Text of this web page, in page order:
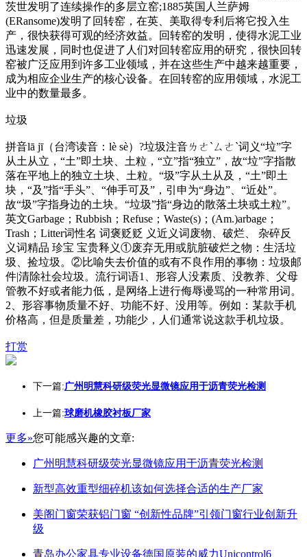
茨世发明了连续操作的多层立窑;1885英国人兰萨姆
(ERansome)发明了回转窑，在英、美取得专利后将它投入生
产，很快获得可观的经济效益。回转窑的发明，使得水泥工业
迅速发展，同时也促进了人们对回转窑应用的研究，很快回转
窑被广泛应用到许多工业领域，并在这些生产中越来越重要，
成为相应企业生产的核心设备。在回转窑的应用领域，水泥工
业中的数量最多。
垃圾
拼音lā jī（台湾读音：lè sè）?垃圾注音ㄌㄜˋㄙㄜˋ词义“垃”字
从土从立，“土”即土块、土粒，“立”指“独立”，故“垃”字指散
落在平地上的独立土块、土粒。“圾”字从土从及，“土”即土
块，“及”指“手头”、“伸手可及”，引申为“身边”、“近处”。
故“圾”字指身边的土块。“垃圾”指“身边的散落土块或土粒”。
英文Garbage；Rubbish；Refuse；Waste(s)；(Am.)arbage；
Trash；Litter词性名 词褒贬贬 义近义词废物、破烂、 杂碎反
义词精品 珍宝 宝贵释义①废弃无用或肮脏破烂之物：生活垃
圾、捡垃圾。②比喻失去价值的或有不良作用的事物：垃圾邮
件|清除社会垃圾。流行词语1、形容人没素质、没教养、父母
管教不好或者能力低，是网络上进行侮辱谩骂的一种常用词。
2、形容事物质量不好、功能不好、没用等。例如：某款手机
价格高，但是质量差，功能少，人们通常说这款手机垃圾。
打赏
下一篇:广州明慧科研级荧光显微镜应用于沥青荧光检测
上一篇:球磨机橡胶衬板厂家
更多»您可能感兴趣的文章:
广州明慧科研级荧光显微镜应用于沥青荧光检测
新型高效重型细碎机该如何选择合适的生产厂家
美阁门窗荣获铝门窗 “创新性品牌”引领门窗行业创新升
级
青岛办公家具专业设备德国原装的威力Unicontrol6